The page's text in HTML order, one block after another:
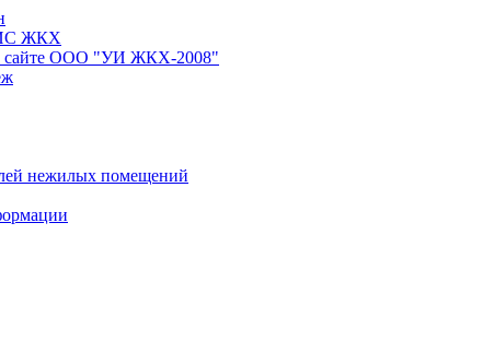
ЖКХ
сайте ООО "УИ ЖКХ-2008"
нежилых помещений